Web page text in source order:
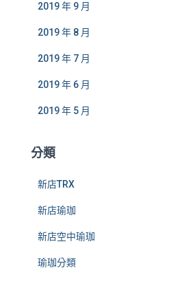
2019 年 9 月
2019 年 8 月
2019 年 7 月
2019 年 6 月
2019 年 5 月
分類
新店TRX
新店瑜珈
新店空中瑜珈
瑜珈分類